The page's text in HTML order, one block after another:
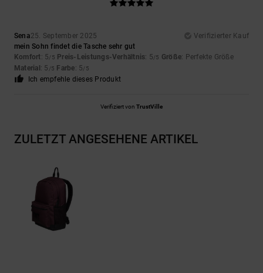
Sena25. September 2025
Verifizierter Kauf
mein Sohn findet die Tasche sehr gut
Komfort: 5/5 Preis-Leistungs-Verhältnis: 5/5 Größe: Perfekte Größe
Material : 5 /5 Farbe: 5/5
Ich empfehle dieses Produkt
Verifiziert von TrustVille
ZULETZT ANGESEHENE ARTIKEL